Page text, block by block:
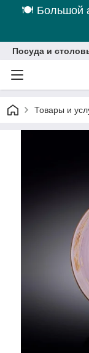
🍽 Большой
Посуда и
Товары и